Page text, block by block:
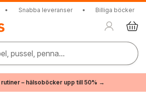
• Snabba leveranser • Billiga böcker
pussel, penna...
rutiner – hälsoböcker upp till 50% →